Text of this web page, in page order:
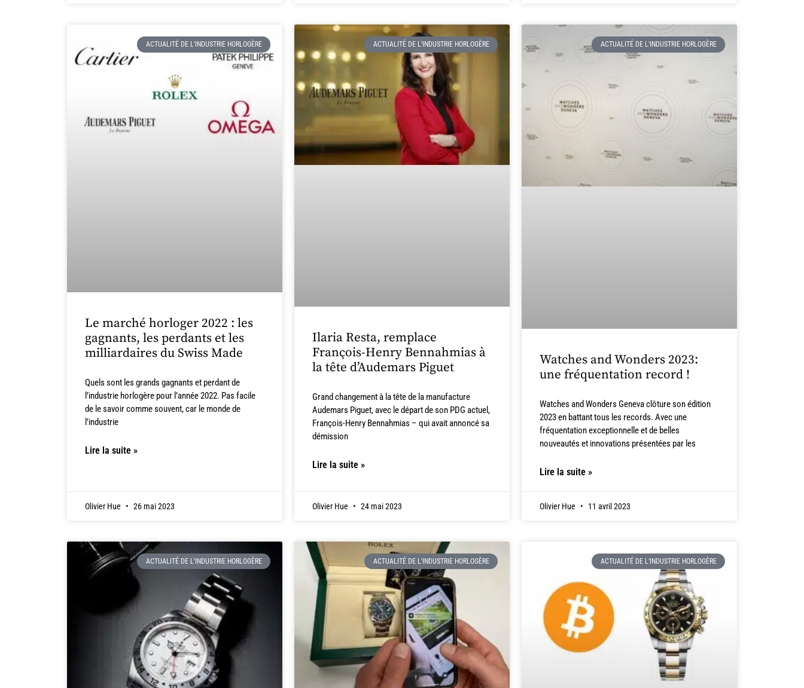
ACTUALITÉ DE L'INDUSTRIE HORLOGÈRE
Le marché horloger 2022 : les
gagnants, les perdants et les
milliardaires du Swiss Made
Quels sont les grands gagnants et perdant de
l’industrie horlogère pour l’année 2022. Pas facile
de le savoir comme souvent, car le monde de
l’industrie
Lire la suite »
Olivier Hue 26 mai 2023
ACTUALITÉ DE L'INDUSTRIE HORLOGÈRE
Ilaria Resta, remplace
François-Henry Bennahmias à
la tête d’Audemars Piguet
Grand changement à la tête de la manufacture
Audemars Piguet, avec le départ de son PDG actuel,
François-Henry Bennahmias – qui avait annoncé sa
démission
Lire la suite »
Olivier Hue 24 mai 2023
ACTUALITÉ DE L'INDUSTRIE HORLOGÈRE
Watches and Wonders 2023:
une fréquentation record !
Watches and Wonders Geneva clôture son édition
2023 en battant tous les records. Avec une
fréquentation exceptionnelle et de belles
nouveautés et innovations présentées par les
Lire la suite »
Olivier Hue 11 avril 2023
ACTUALITÉ DE L'INDUSTRIE HORLOGÈRE ACTUALITÉ DE L'INDUSTRIE HORLOGÈRE ACTUALITÉ DE L'INDUSTRIE HORLOGÈRE